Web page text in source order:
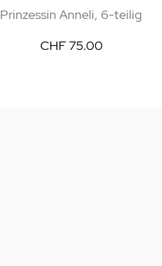
Prinzessin Anneli, 6-teilig
CHF 75.00